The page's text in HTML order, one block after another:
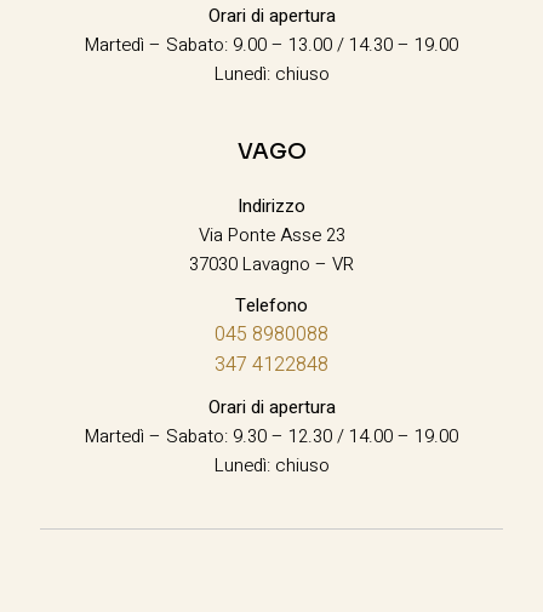
Orari di apertura
Martedì – Sabato: 9.00 – 13.00 / 14.30 – 19.00
Lunedì: chiuso
VAGO
Indirizzo
Via Ponte Asse 23
37030 Lavagno – VR
Telefono
045 8980088
347 4122848
Orari di apertura
Martedì – Sabato: 9.30 – 12.30 / 14.00 – 19.00
Lunedì: chiuso